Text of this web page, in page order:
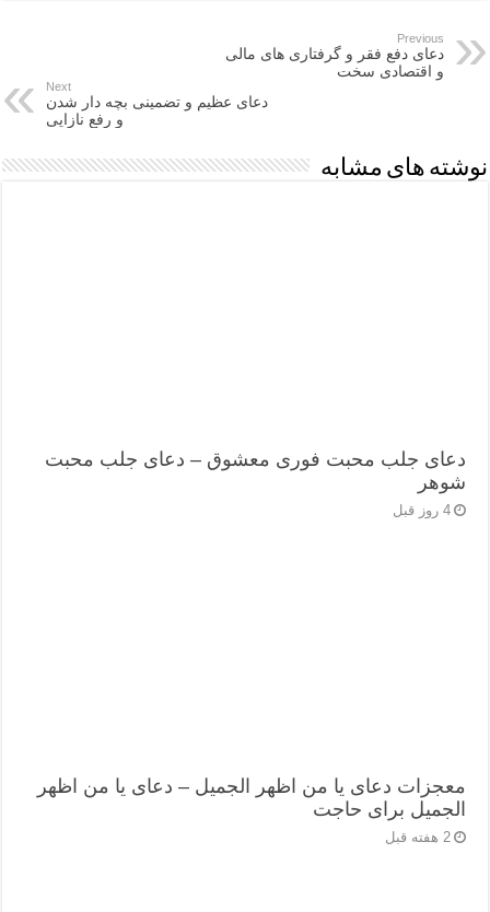
Previous
دعای دفع فقر و گرفتاری های مالی
و اقتصادی سخت
Next
دعای عظیم و تضمینی بچه دار شدن
و رفع نازایی
نوشته های مشابه
دعای جلب محبت فوری معشوق – دعای جلب محبت
شوهر
4 روز قبل
معجزات دعای یا من اظهر الجمیل – دعای یا من اظهر
الجمیل برای حاجت
2 هفته قبل